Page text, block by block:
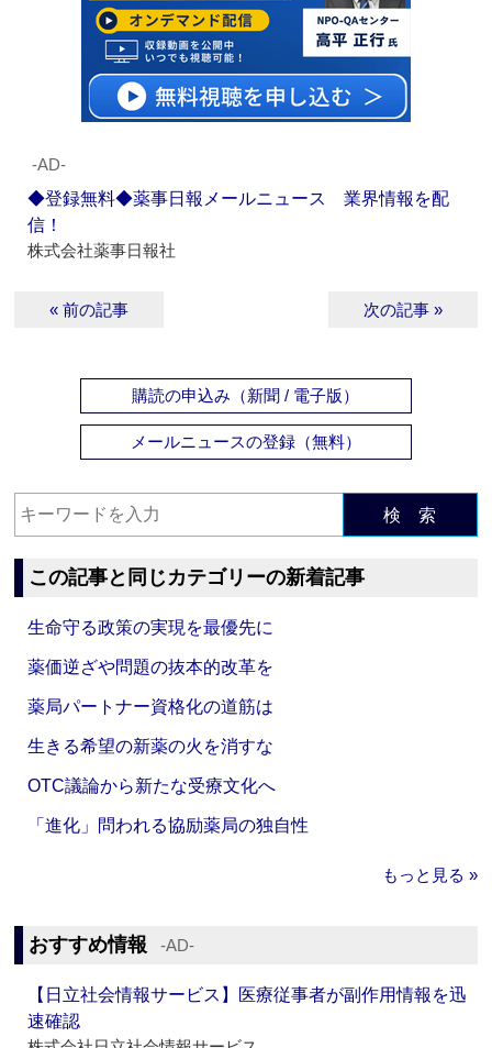
‐AD‐
◆登録無料◆薬事日報メールニュース 業界情報を配
信！
株式会社薬事日報社
« 前の記事 次の記事 »
購読の申込み（新聞 / 電子版）
メールニュースの登録（無料）
検 索
この記事と同じカテゴリーの新着記事
生命守る政策の実現を最優先に
薬価逆ざや問題の抜本的改革を
薬局パートナー資格化の道筋は
生きる希望の新薬の火を消すな
OTC議論から新たな受療文化へ
「進化」問われる協励薬局の独自性
もっと見る »
おすすめ情報 ‐AD‐
【日立社会情報サービス】医療従事者が副作用情報を迅
速確認